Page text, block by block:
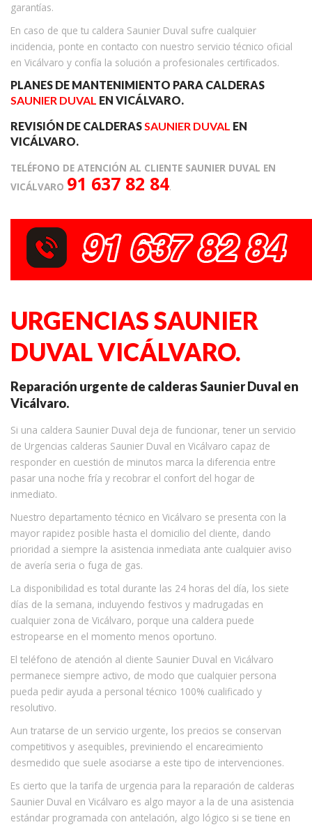
garantías.
En caso de que tu caldera Saunier Duval sufre cualquier
incidencia, ponte en contacto con nuestro servicio técnico oficial
en Vicálvaro y confía la solución a profesionales certificados.
PLANES DE MANTENIMIENTO PARA CALDERAS
SAUNIER DUVAL EN VICÁLVARO.
REVISIÓN DE CALDERASSAUNIER DUVAL EN
VICÁLVARO.
TELÉFONO DE ATENCIÓN AL CLIENTE SAUNIER DUVAL EN
VICÁLVARO 91 637 82 84.
URGENCIAS SAUNIER
DUVAL VICÁLVARO.
Reparación urgente de calderas Saunier Duval en
Vicálvaro.
Si una caldera Saunier Duval deja de funcionar, tener un servicio
de Urgencias calderas Saunier Duval en Vicálvaro capaz de
responder en cuestión de minutos marca la diferencia entre
pasar una noche fría y recobrar el confort del hogar de
inmediato.
Nuestro departamento técnico en Vicálvaro se presenta con la
mayor rapidez posible hasta el domicilio del cliente, dando
prioridad a siempre la asistencia inmediata ante cualquier aviso
de avería seria o fuga de gas.
La disponibilidad es total durante las 24 horas del día, los siete
días de la semana, incluyendo festivos y madrugadas en
cualquier zona de Vicálvaro, porque una caldera puede
estropearse en el momento menos oportuno.
El teléfono de atención al cliente Saunier Duval en Vicálvaro
permanece siempre activo, de modo que cualquier persona
pueda pedir ayuda a personal técnico 100% cualificado y
resolutivo.
Aun tratarse de un servicio urgente, los precios se conservan
competitivos y asequibles, previniendo el encarecimiento
desmedido que suele asociarse a este tipo de intervenciones.
Es cierto que la tarifa de urgencia para la reparación de calderas
Saunier Duval en Vicálvaro es algo mayor a la de una asistencia
estándar programada con antelación, algo lógico si se tiene en